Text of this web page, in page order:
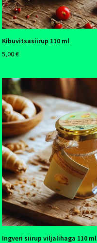
Kibuvitsasiirup 110 ml
5,00 €
Ingveri siirup viljalihaga 110 ml